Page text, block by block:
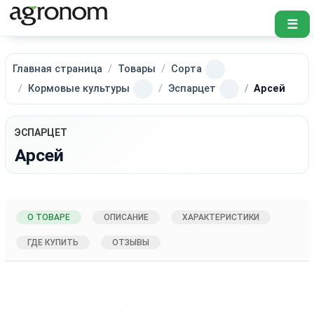
☰
Главная страница Товары
Сорта
Кормовые культуры
Эспарцет Арсей
ЭСПАРЦЕТ
Арсей
О ТОВАРЕ ОПИСАНИЕ ХАРАКТЕРИСТИКИ
ГДЕ КУПИТЬ ОТЗЫВЫ